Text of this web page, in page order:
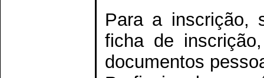
Para a inscrição,
ficha de
documentos